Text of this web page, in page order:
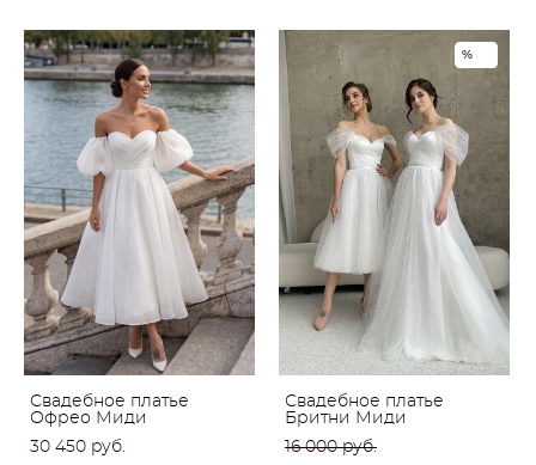
Свадебное платье
Офрео Миди
30 450 pуб.
%
Свадебное платье
Бритни Миди
16 000 pуб.